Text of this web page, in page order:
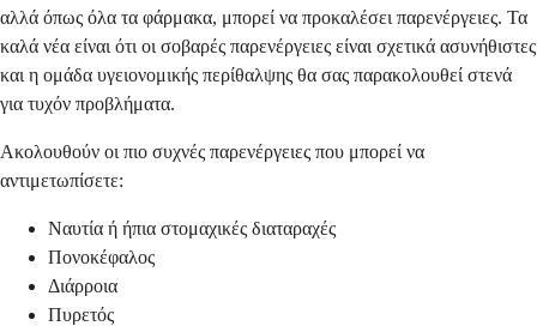
αλλά όπως όλα τα φάρμακα, μπορεί να προκαλέσει παρενέργειες. Τα
καλά νέα είναι ότι οι σοβαρές παρενέργειες είναι σχετικά ασυνήθιστες
και η ομάδα υγειονομικής περίθαλψης θα σας παρακολουθεί στενά
για τυχόν προβλήματα.
Ακολουθούν οι πιο συχνές παρενέργειες που μπορεί να
αντιμετωπίσετε:
Ναυτία ή ήπια στομαχικές διαταραχές
Πονοκέφαλος
Διάρροια
Πυρετός